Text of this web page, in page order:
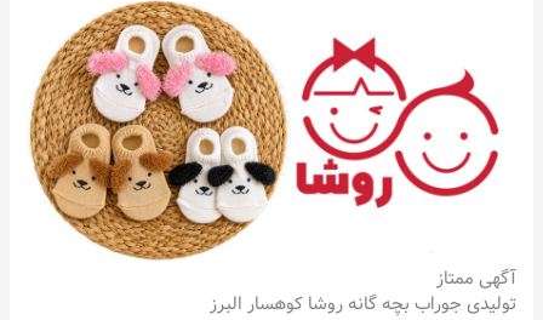
آگهی ممتاز
تولیدی جوراب بچه گانه روشا کوهسار البرز